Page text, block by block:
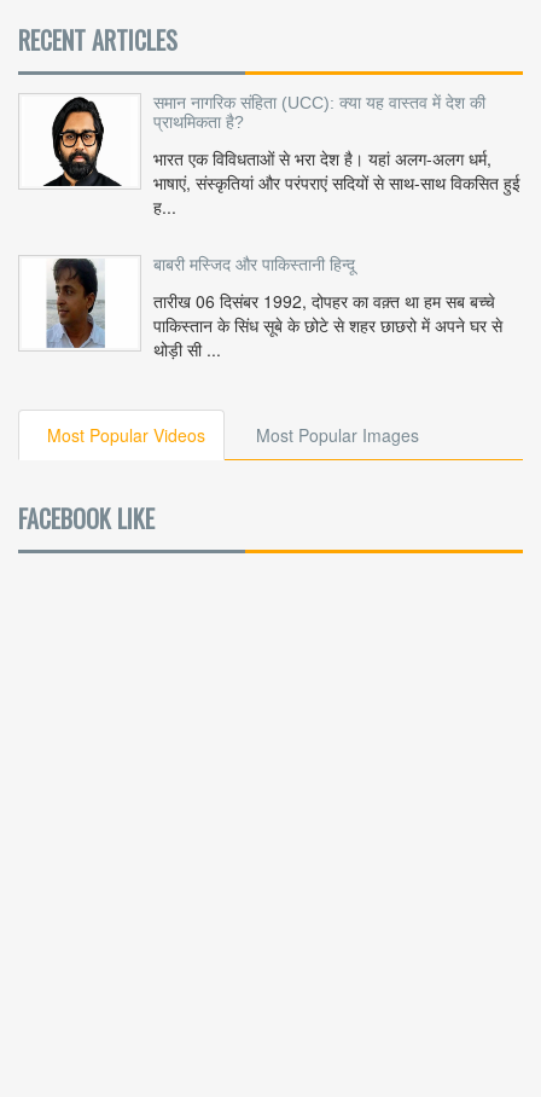
RECENT ARTICLES
समान नागरिक संहिता (UCC): क्या यह वास्तव में देश की
प्राथमिकता है?
भारत एक विविधताओं से भरा देश है। यहां अलग-अलग धर्म,
भाषाएं, संस्कृतियां और परंपराएं सदियों से साथ-साथ विकसित हुई
ह...
बाबरी मस्जिद और पाकिस्तानी हिन्दू
तारीख 06 दिसंबर 1992, दोपहर का वक़्त था हम सब बच्चे
पाकिस्तान के सिंध सूबे के छोटे से शहर छाछरो में अपने घर से
थोड़ी सी ...
Most Popular Videos Most Popular Images
FACEBOOK LIKE